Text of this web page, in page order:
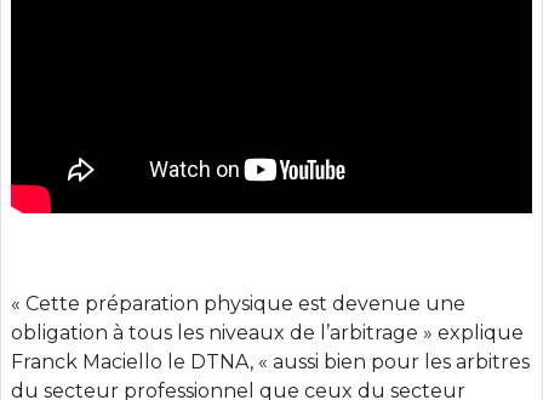
« Cette préparation physique est devenue une
obligation à tous les niveaux de l’arbitrage » explique
Franck Maciello le DTNA, « aussi bien pour les arbitres
du secteur professionnel que ceux du secteur